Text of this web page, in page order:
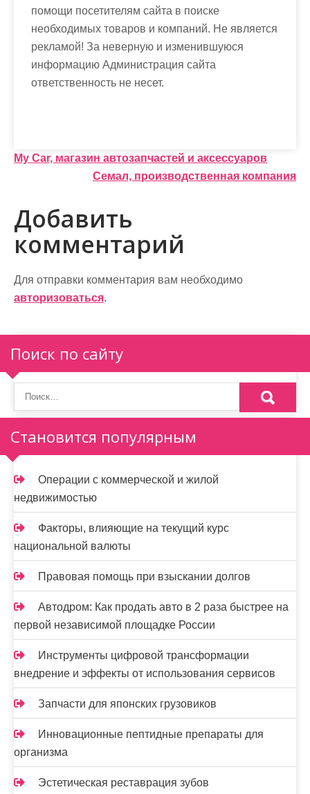
помощи посетителям сайта в поиске
необходимых товаров и компаний. Не является
рекламой! За неверную и изменившуюся
информацию Администрация сайта
ответственность не несет.
Н
в
и
г
а
и
я
п
о
з
а
п
и
с
я
м
My Car, магазин автозапчастей и аксессуаров
Семал, производственная компания
Добавить
комментарий
Для отправки комментария вам необходимо
авторизоваться.
Поиск по сайту
Становится популярным
Операции с коммерческой и жилой
недвижимостью
Факторы, влияющие на текущий курс
национальной валюты
Правовая помощь при взыскании долгов
Автодром: Как продать авто в 2 раза быстрее на
первой независимой площадке России
Инструменты цифровой трансформации
внедрение и эффекты от использования сервисов
Запчасти для японских грузовиков
Инновационные пептидные препараты для
организма
Эстетическая реставрация зубов